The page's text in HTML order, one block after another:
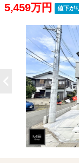
5,459万円 値下が